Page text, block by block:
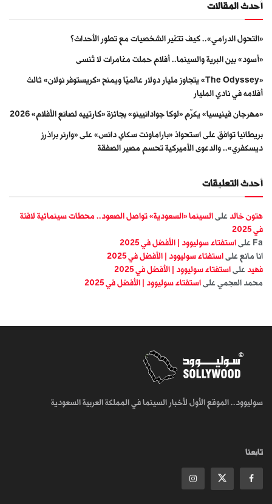
أحدث المقالات
«التحول الدرامي».. كيف تتغير الشخصيات مع تطور الأحداث؟
«أسود» بين البرية والسينما.. أفلام حملت مغامرات لا تُنسى
«The Odyssey» يتجاوز مليار دولار عالميًا ويمنح «كريستوفر نولان» ثالث
أفلامه في نادي المليار
«مهرجان فينيسيا» يكرّم «لوكا جوادانيينو» بجائزة «كارتييه لصانع الأفلام» 2026
بريطانيا توافق على استحواذ «باراماونت سكاي دانس» على «وارنر براذرز
ديسكفري».. والدعوى الأميركية تحسم مصير الصفقة
أحدث التعليقات
هتون خالد على السينما «السعودية» تواصل الصعود.. محطات سينمائية لافتة
في 2025
Fa على استفتاء سوليوود | الأفضل في 2025
انا مانع على استفتاء سوليوود | الأفضل في 2025
فهيد على استفتاء سوليوود | الأفضل في 2025
محمد العجمي على استفتاء سوليوود | الأفضل في 2025
سوليوود.. الموقع الأول لأخبار السينما في المملكة العربية السعودية
تابعنا